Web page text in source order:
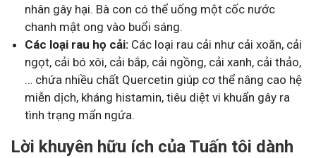
nhân gây hại. Bà con có thể uống một cốc nước
chanh mật ong vào buổi sáng.
Các loại rau họ cải: Các loại rau cải như cải xoăn, cải
ngọt, cải bó xôi, cải bắp, cải ngồng, cải xanh, cải thảo,
… chứa nhiều chất Quercetin giúp cơ thể nâng cao hệ
miễn dịch, kháng histamin, tiêu diệt vi khuẩn gây ra
tình trạng mẩn ngứa.
Lời khuyên hữu ích của Tuấn tôi dành